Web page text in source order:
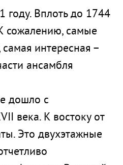
году. Вплоть до 1744
сожалению, самые
интересная –
ансамбля
дошло с
века. К востоку от
Это двухэтажные